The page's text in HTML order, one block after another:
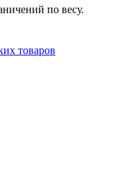
по весу.